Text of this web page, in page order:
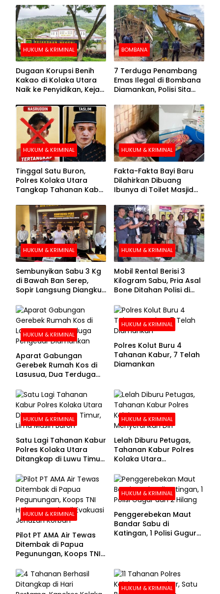
HUKUM & KRIMINAL
Dugaan Korupsi Benih
Kakao di Kolaka Utara
Naik ke Penyidikan, Kejari
BOMBANA
7 Terduga Penambang
Emas Ilegal di Bombana
Diamankan, Polisi Sita
Crusher
HUKUM & KRIMINAL
Tinggal Satu Buron,
Polres Kolaka Utara
Tangkap Tahanan Kabur
Pengejaran
HUKUM & KRIMINAL
Fakta-Fakta Bayi Baru
Dilahirkan Dibuang
Ibunya di Toilet Masjid
HUKUM & KRIMINAL
Sembunyikan Sabu 3 Kg
di Bawah Ban Serep,
Sopir Langsung Diangkut
HUKUM & KRIMINAL
Mobil Rental Berisi 3
Kilogram Sabu, Pria Asal
Bone Ditahan Polisi di
HUKUM & KRIMINAL
Aparat Gabungan
Gerebek Rumah Kos di
Lasusua, Dua Terduga
HUKUM & KRIMINAL
Polres Kolut Buru 4
Tahanan Kabur, 7 Telah
Diamankan
HUKUM & KRIMINAL
Satu Lagi Tahanan Kabur
Polres Kolaka Utara
Ditangkap di Luwu Timur,
HUKUM & KRIMINAL
Lelah Diburu Petugas,
Tahanan Kabur Polres
Kolaka Utara
HUKUM & KRIMINAL
Pilot PT AMA Air Tewas
Ditembak di Papua
Pegunungan, Koops TNI
Evakuasi Jenazah
Korban
HUKUM & KRIMINAL
Penggerebekan Maut
Bandar Sabu di
Katingan, 1 Polisi Gugur
HUKUM & KRIMINAL